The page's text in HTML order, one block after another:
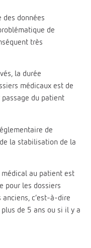
des données
de
très
la durée
médicaux est de
du patient
de
la stabilisation de la
au patient est
pour les dossiers
c’est-à-dire
de 5 ans ou si il y a